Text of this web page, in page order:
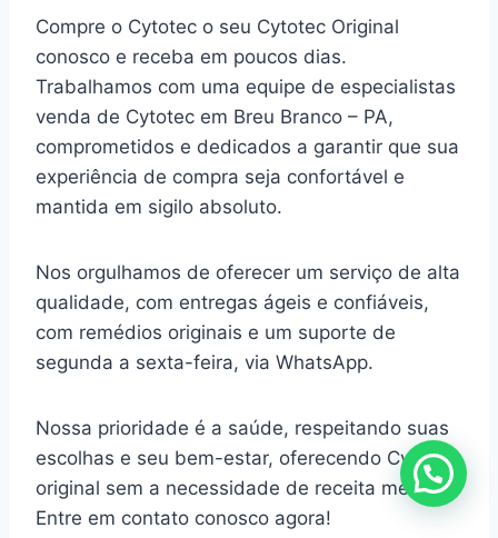
Compre o Cytotec o seu Cytotec Original
conosco e receba em poucos dias.
Trabalhamos com uma equipe de especialistas
venda de Cytotec em Breu Branco – PA,
comprometidos e dedicados a garantir que sua
experiência de compra seja confortável e
mantida em sigilo absoluto.
Nos orgulhamos de oferecer um serviço de alta
qualidade, com entregas ágeis e confiáveis,
com remédios originais e um suporte de
segunda a sexta-feira, via WhatsApp.
Nossa prioridade é a saúde, respeitando suas
escolhas e seu bem-estar, oferecendo Cytotec
original sem a necessidade de receita médica.
Entre em contato conosco agora!